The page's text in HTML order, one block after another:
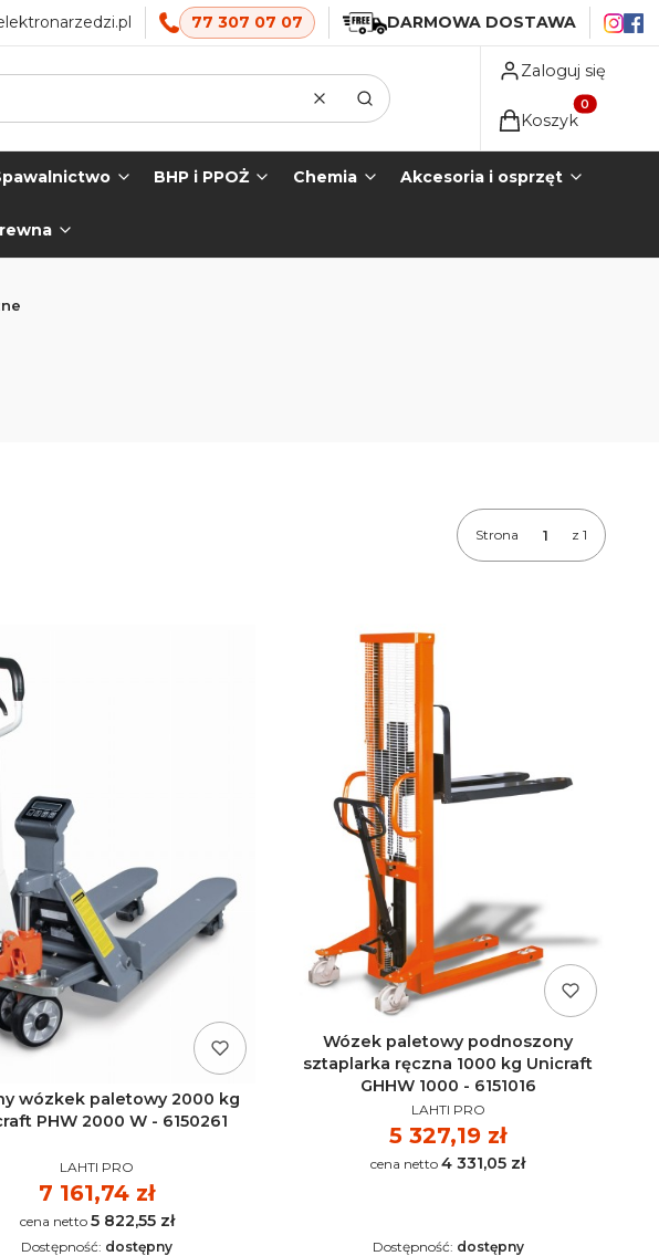
77 307 07 07 DARMOWA DOSTAWA
Wyczyść
Szukaj
Zaloguj się
Produkty w
Koszyk
BHP i PPOŻ Chemia Akcesoria i osprzęt
Strona z 1
wózkek paletowy 2000 kg
PHW 2000 W - 6150261
PRODUCENT
LAHTI PRO
Cena
7 161,74 zł
Cena 5 822,55 zł
Dostępność: dostępny
Wózek paletowy podnoszony
sztaplarka ręczna 1000 kg Unicraft
GHHW 1000 - 6151016
PRODUCENT
LAHTI PRO
Cena
5 327,19 zł
Cena 4 331,05 zł
Dostępność: dostępny